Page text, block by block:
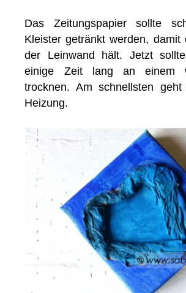
Das Zeitungspapier sollte
Kleister getränkt werden, damit
der Leinwand hält. Jetzt
einige Zeit lang an einem
trocknen. Am schnellsten
Heizung.